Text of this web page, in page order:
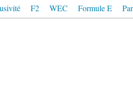
F2 WEC Formule E